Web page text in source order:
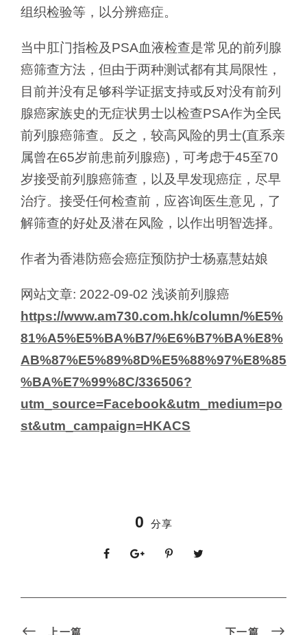
组织检验等，以分辨癌症。
当中肛门指检及PSA血液检查是常见的前列腺
癌筛查方法，但由于两种测试都有其局限性，
目前并没有足够科学证据支持或反对没有前列
腺癌家族史的无症状男士以检查PSA作为全民
前列腺癌筛查。反之，较高风险的男士(直系亲
属曾在65岁前患前列腺癌)，可考虑于45至70
岁接受前列腺癌筛查，以及早发现癌症，尽早
治疗。接受任何检查前，应咨询医生意见，了
解筛查的好处及潜在风险，以作出明智选择。
作者为香港防癌会癌症预防护士杨嘉慧姑娘
网站文章: 2022-09-02 浅谈前列腺癌
https://www.am730.com.hk/column/%E5%
81%A5%E5%BA%B7/%E6%B7%BA%E8%
AB%87%E5%89%8D%E5%88%97%E8%85
%BA%E7%99%8C/336506?
utm_source=Facebook&utm_medium=po
st&utm_campaign=HKACS
0 分享
上一篇 下一篇